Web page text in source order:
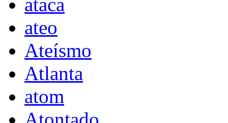
ataca
ateo
Ateísmo
Atlanta
atom